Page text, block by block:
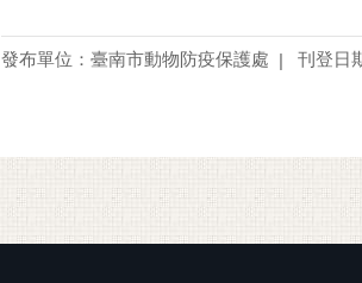
發布單位：臺南市動物防疫保護處 刊登日